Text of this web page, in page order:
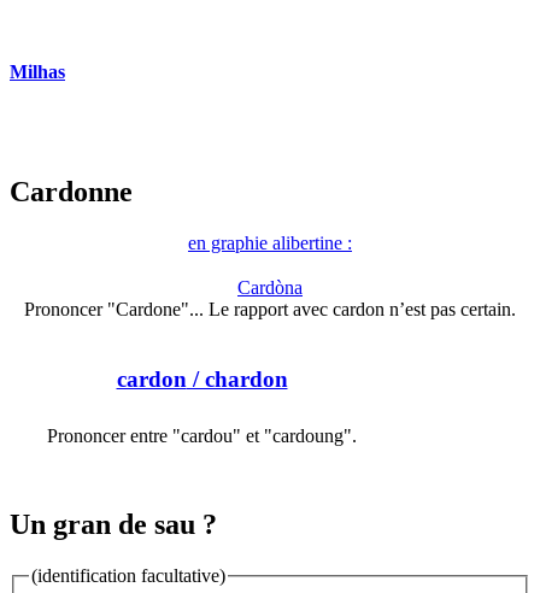
Milhas
Cardonne
en graphie alibertine :
Cardòna
Prononcer "Cardone"... Le rapport avec cardon n’est pas certain.
cardon / chardon
Prononcer entre "cardou" et "cardoung".
Un gran de sau ?
(identification facultative)